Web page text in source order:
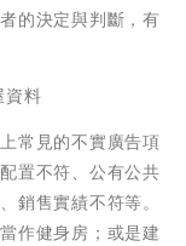
的決定與判斷，有
資料
常見的不實廣告項
置不符、公有公共
銷售實績不符等。
作健身房；或是建